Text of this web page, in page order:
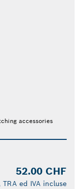
accessories
52.00 CHF
ed IVA incluse